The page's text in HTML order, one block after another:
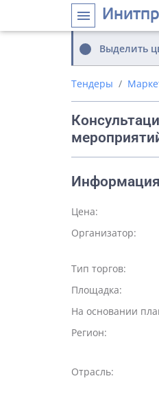
menu
Выделить
Тендеры
Цена:
Организатор:
Тип торгов:
Площадка:
На основании
Регион:
Отрасль: